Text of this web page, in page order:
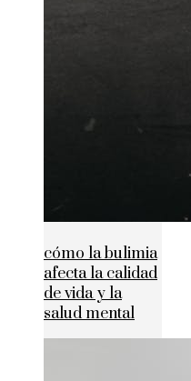
cómo la bulimia
afecta la calidad
de vida y la
salud mental